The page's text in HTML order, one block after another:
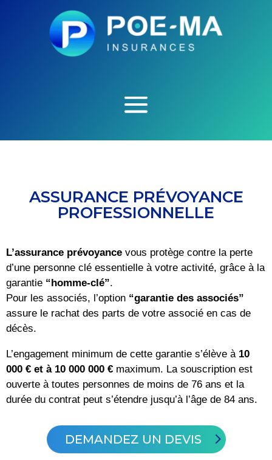
ASSURANCE PRÉVOYANCE
PROFESSIONNELLE
L’assurance prévoyance vous protège contre la perte
d’une personne clé essentielle à votre activité, grâce à la
garantie “homme-clé”.
Pour les associés, l’option “garantie des associés”
assure le rachat des parts de votre associé en cas de
décès.
L’engagement minimum de cette garantie s’élève à 10
000 € et à 10 000 000 € maximum. La souscription est
ouverte à toutes personnes de moins de 76 ans et la
durée du contrat peut s’étendre jusqu’à l’âge de 84 ans.
DEMANDEZ UN DEVIS